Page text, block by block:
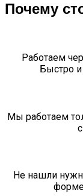
Почему
Работаем
Быстро
Мы работаем
Не нашли